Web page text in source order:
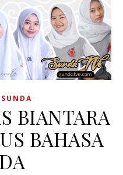
BIANTARA
BAHASA